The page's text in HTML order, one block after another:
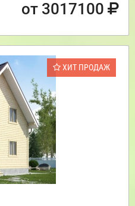
от 3017100
ХИТ ПРОДАЖ